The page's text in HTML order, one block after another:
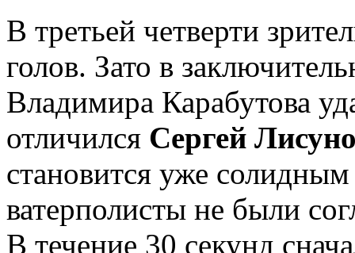
В третьей четверти
голов. Зато в
Владимира Карабутова
отличился Сергей
становится уже
ватерполисты не были
В течение 30 секунд